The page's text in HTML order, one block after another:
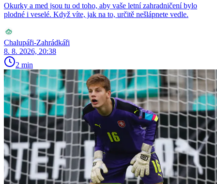
Okurky a med jsou tu od toho, aby vaše letní zahradničení bylo
plodné i veselé. Když víte, jak na to, určitě nešlápnete vedle.
Chalupáři-Zahrádkáři
8. 8. 2026, 20:38
2 min